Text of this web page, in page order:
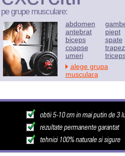
pe grupe musculare:
abdomen
antebrat
biceps
coapse
umeri
piept
spate
trapez
alege grupa
musculara